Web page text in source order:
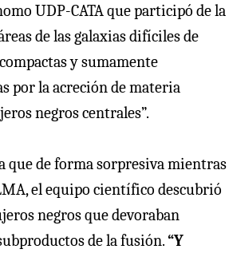
UDP-CATA que participó de la
de las galaxias difíciles de
y sumamente
por la acreción de materia
negros centrales”.
que de forma sorpresiva mientras
el equipo científico descubrió
negros que devoraban
de la fusión.“Y